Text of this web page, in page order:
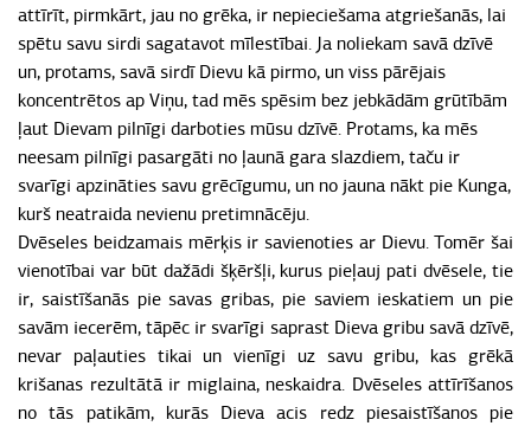
attīrīt, pirmkārt, jau no grēka, ir nepieciešama atgriešanās, lai
spētu savu sirdi sagatavot mīlestībai. Ja noliekam savā dzīvē
un, protams, savā sirdī Dievu kā pirmo, un viss pārējais
koncentrētos ap Viņu, tad mēs spēsim bez jebkādām grūtībām
ļaut Dievam pilnīgi darboties mūsu dzīvē. Protams, ka mēs
neesam pilnīgi pasargāti no ļaunā gara slazdiem, taču ir
svarīgi apzināties savu grēcīgumu, un no jauna nākt pie Kunga,
kurš neatraida nevienu pretimnācēju.
Dvēseles beidzamais mērķis ir savienoties ar Dievu. Tomēr šai
vienotībai var būt dažādi šķēršļi, kurus pieļauj pati dvēsele, tie
ir, saistīšanās pie savas gribas, pie saviem ieskatiem un pie
savām iecerēm, tāpēc ir svarīgi saprast Dieva gribu savā dzīvē,
nevar paļauties tikai un vienīgi uz savu gribu, kas grēkā
krišanas rezultātā ir miglaina, neskaidra. Dvēseles attīrīšanos
no tās patikām, kurās Dieva acis redz piesaistīšanos pie